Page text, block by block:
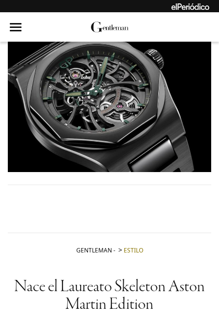
GENTLEMAN - ESTILO
Nace el Laureato Skeleton Aston
Martin Edition